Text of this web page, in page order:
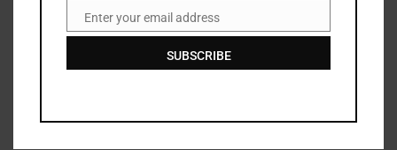
EmailEnter your email address
SUBSCRIBE